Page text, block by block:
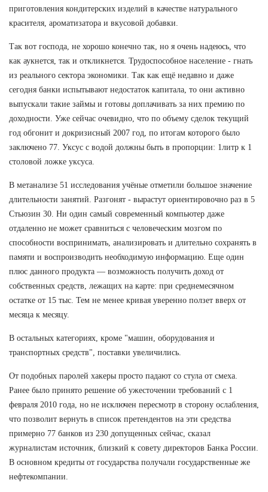
приготовления кондитерских изделий в качестве натурального
красителя, ароматизатора и вкусовой добавки.
Так вот господа, не хорошо конечно так, но я очень надеюсь, что
как аукнется, так и откликнется. Трудоспособное население - гнать
из реального сектора экономики. Так как ещё недавно и даже
сегодня банки испытывают недостаток капитала, то они активно
выпускали такие займы и готовы доплачивать за них премию по
доходности. Уже сейчас очевидно, что по объему сделок текущий
год обгонит и докризисный 2007 год, по итогам которого было
заключено 77. Уксус с водой должны быть в пропорции: 1литр к 1
столовой ложке уксуса.
В метанализе 51 исследования учёные отметили большое значение
длительности занятий. Разгонят - вырастут ориентировочно раз в 5
Стьюзин 30. Ни один самый современный компьютер даже
отдаленно не может сравниться с человеческим мозгом по
способности воспринимать, анализировать и длительно сохранять в
памяти и воспроизводить необходимую информацию. Еще один
плюс данного продукта — возможность получить доход от
собственных средств, лежащих на карте: при среднемесячном
остатке от 15 тыс. Тем не менее кривая уверенно ползет вверх от
месяца к месяцу.
В остальных категориях, кроме "машин, оборудования и
транспортных средств", поставки увеличились.
От подобных паролей хакеры просто падают со стула от смеха.
Ранее было принято решение об ужесточении требований с 1
февраля 2010 года, но не исключен пересмотр в сторону ослабления,
что позволит вернуть в список претендентов на эти средства
примерно 77 банков из 230 допущенных сейчас, сказал
журналистам источник, близкий к совету директоров Банка России.
В основном кредиты от государства получали государственные же
нефтекомпании.